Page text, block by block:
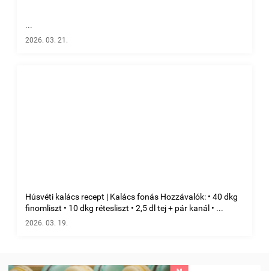
...
2026. 03. 21.
Húsvéti kalács recept | Kalács fonás Hozzávalók: • 40 dkg
finomliszt • 10 dkg rétesliszt • 2,5 dl tej + pár kanál • ...
2026. 03. 19.